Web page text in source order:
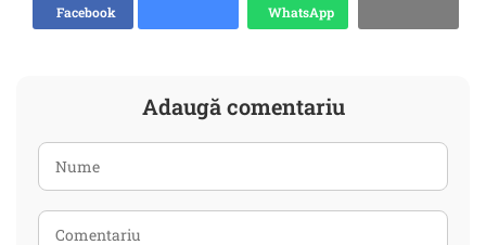
Facebook
WhatsApp
Adaugă comentariu